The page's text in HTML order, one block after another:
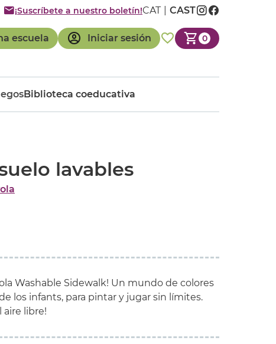
escuela Iniciar sesión 0
¡Suscríbete a nuestro boletín!CAT CAST
Biblioteca coeducativa
lavables
Washable Sidewalk! Un mundo de colores
los infants, para pintar y jugar sin límites.
aire libre!